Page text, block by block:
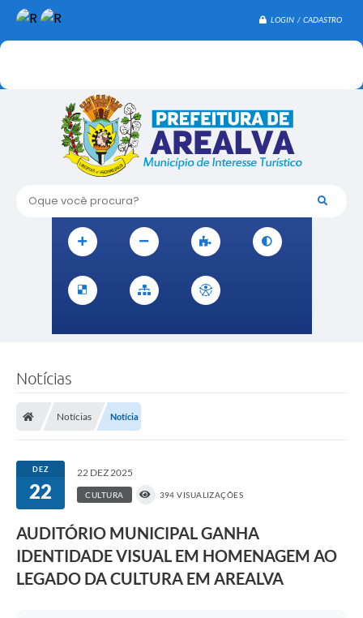
LOGIN / CADASTRO
Oque você procura?
Notícias
Notícias Notícia
DEZ
22
22 DEZ 2025
CULTURA 394 VISUALIZAÇÕES
AUDITÓRIO MUNICIPAL GANHA
IDENTIDADE VISUAL EM HOMENAGEM AO
LEGADO DA CULTURA EM AREALVA